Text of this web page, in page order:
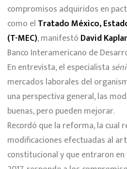
compromisos adquiridos en
como el Tratado México,
(T-MEC), manifestó David
Banco Interamericano de
En entrevista, el especialista
mercados laborales del
una perspectiva general, las
buenas, pero pueden mejorar.
Recordó que la reforma, la cual
modificaciones efectuadas al
constitucional y que entraron